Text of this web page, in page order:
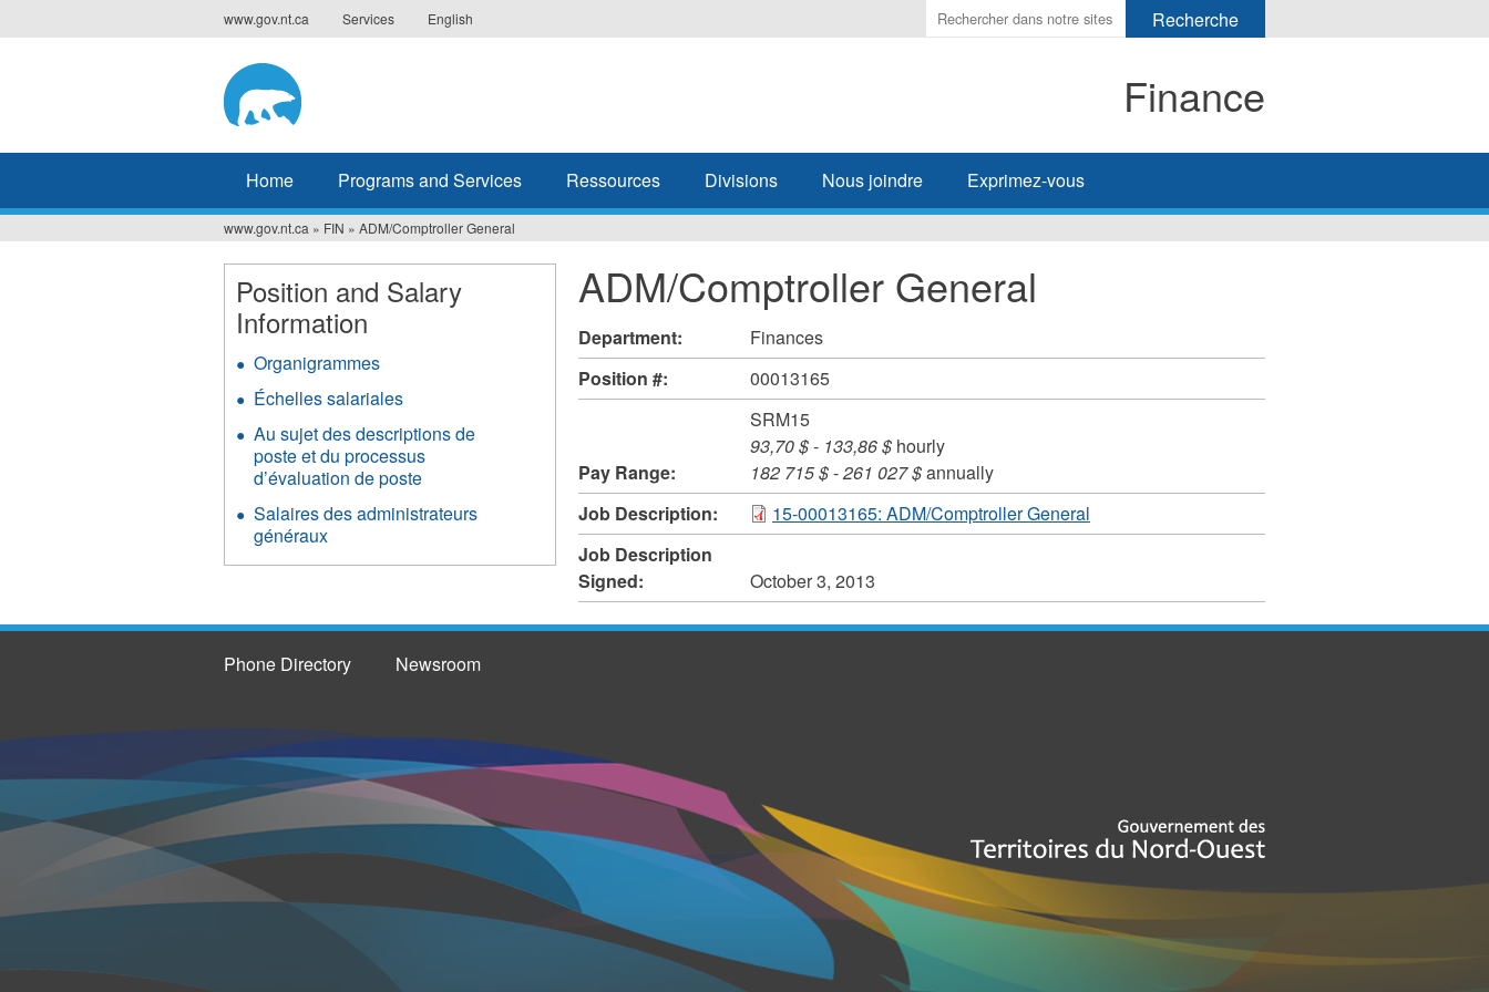
to
www.gov.nt.ca Services English
Enter
the
search
Finance
Home Programs and Services Ressources Divisions Nous joindre Exprimez-vous
You
are
here
www.gov.nt.ca » FIN » ADM/Comptroller General
ADM/Comptroller General
Department:
Finances
Position #:
00013165
Pay Range:
SRM15
93,70 $- 133,86 $hourly
182 715 $-261 027 $annually
Job Description:
15-00013165: ADM/Comptroller General
Job Description
Signed:
October 3, 2013
Position and Salary
Information
Organigrammes
Échelles salariales
Au sujet des descriptions de
poste et du processus
d’évaluation de poste
Salaires des administrateurs
généraux
Phone Directory Newsroom